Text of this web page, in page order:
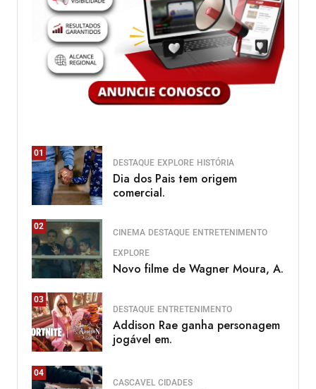
01
DESTAQUE EXPLORE HISTÓRIA
Dia dos Pais tem origem
comercial.
02
CINEMA DESTAQUE ENTRETENIMENTO
EXPLORE
Novo filme de Wagner Moura, A.
03
DESTAQUE ENTRETENIMENTO
Addison Rae ganha personagem
jogável em.
04
CASCAVEL CIDADES